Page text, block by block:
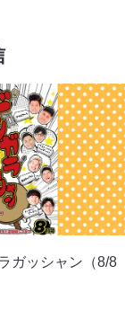
ガッシャン（8/8